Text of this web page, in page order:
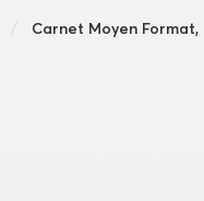
Carnet Moyen